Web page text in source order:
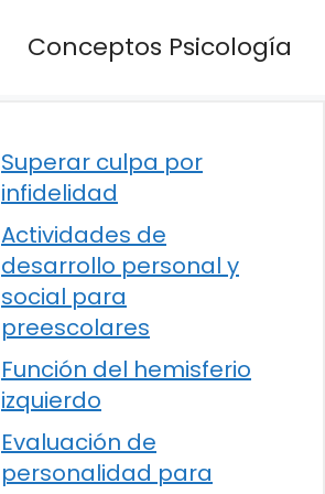
Conceptos Psicología
Superar culpa por
infidelidad
Actividades de
desarrollo personal y
social para
preescolares
Función del hemisferio
izquierdo
Evaluación de
personalidad para